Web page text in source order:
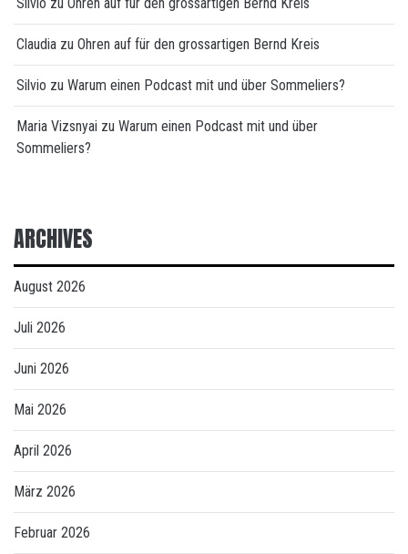
Claudia zu Ohren auf für den grossartigen Bernd Kreis
Silvio zu Warum einen Podcast mit und über Sommeliers?
Maria Vizsnyai zu Warum einen Podcast mit und über
Sommeliers?
ARCHIVES
August 2026
Juli 2026
Juni 2026
Mai 2026
April 2026
März 2026
Februar 2026